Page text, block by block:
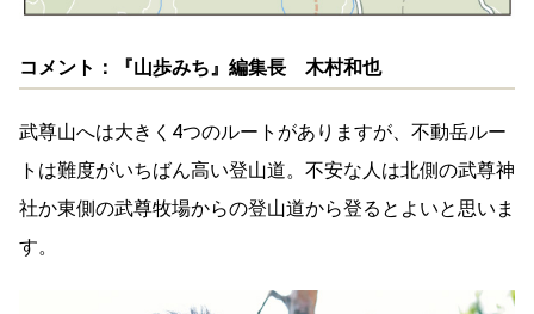
コメント：『山歩みち』編集長 木村和也
武尊山へは大きく4つのルートがありますが、不動岳ルー
トは難度がいちばん高い登山道。不安な人は北側の武尊神
社か東側の武尊牧場からの登山道から登るとよいと思いま
す。